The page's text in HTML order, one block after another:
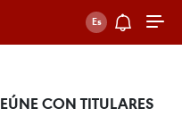
CON TITULARES